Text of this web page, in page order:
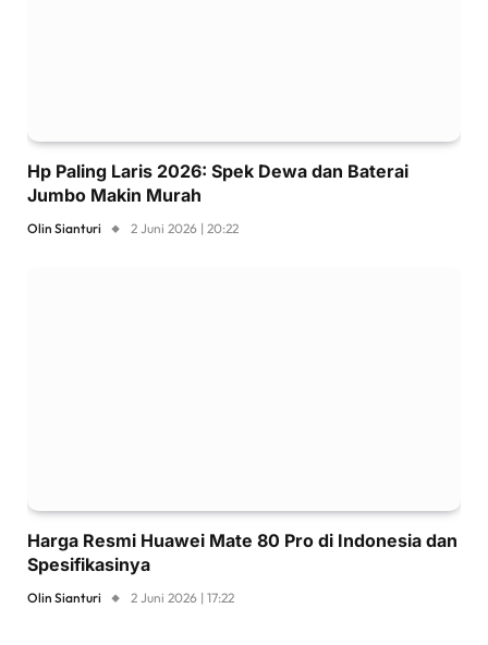
Hp Paling Laris 2026: Spek Dewa dan Baterai
Jumbo Makin Murah
Olin Sianturi 2 Juni 2026 | 20:22
Harga Resmi Huawei Mate 80 Pro di Indonesia dan
Spesifikasinya
Olin Sianturi 2 Juni 2026 | 17:22